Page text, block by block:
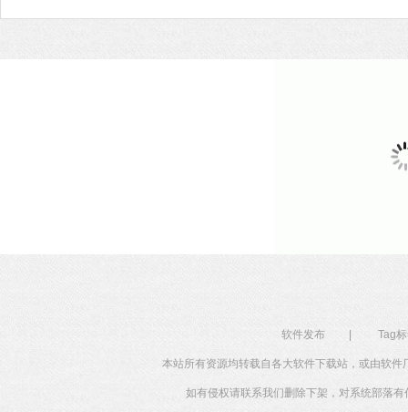
软件发布 Tag
本站所有资源均转载自各大软件下载站，或由软
如有侵权请联系我们删除下架，对系统部落